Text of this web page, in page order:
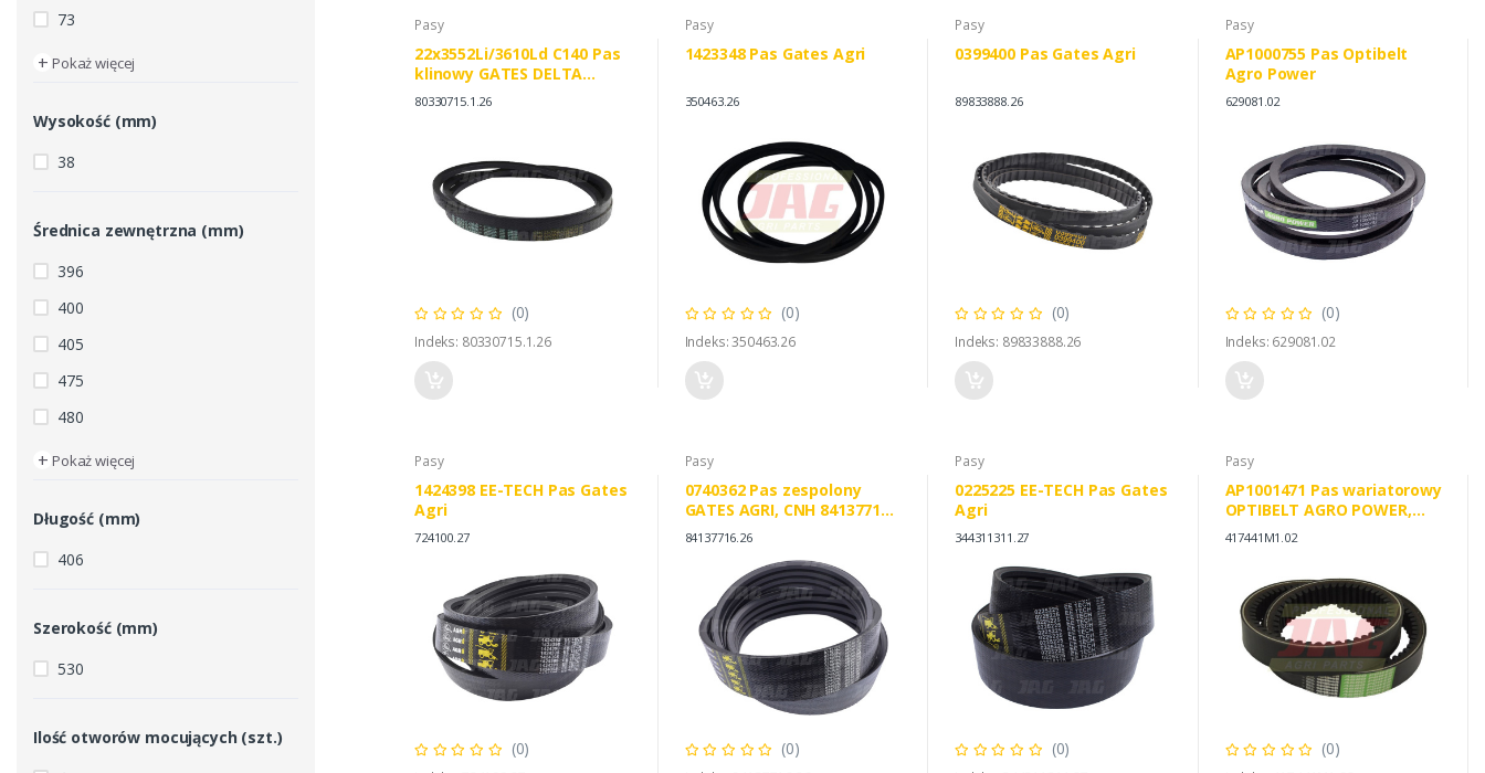
73
+ Pokaż więcej
Wysokość (mm)
38
Średnica zewnętrzna (mm)
396
400
405
475
480
+ Pokaż więcej
Długość (mm)
406
Szerokość (mm)
530
Ilość otworów mocujących (szt.)
Pasy
22x3552Li/3610Ld C140 Pas
klinowy GATES DELTA
CLASSIC, CNH 330715
80330715
80330715.1.26
(0)
Indeks: 80330715.1.26
Pasy
1423348 Pas Gates Agri
350463.26
(0)
Indeks: 350463.26
Pasy
0399400 Pas Gates Agri
89833888.26
(0)
Indeks: 89833888.26
Pasy
AP1000755 Pas Optibelt
Agro Power
629081.02
(0)
Indeks: 629081.02
Pasy
1424398 EE-TECH Pas Gates
Agri
724100.27
(0)
Pasy
0740362 Pas zespolony
GATES AGRI, CNH 84137716
47754793
84137716.26
(0)
Pasy
0225225 EE-TECH Pas Gates
Agri
344311311.27
(0)
Pasy
AP1001471 Pas wariatorowy
OPTIBELT AGRO POWER,
AGCO 417441M1 621646M1
417441M1.02
(0)